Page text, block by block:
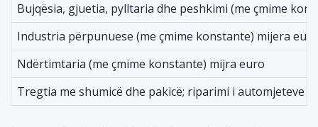
Bujqësia, gjuetia, pylltaria dhe peshkimi (me çmime
Industria përpunuese (me çmime konstante) mijera euro
Ndërtimtaria (me çmime konstante) mijra euro
Tregtia me shumicë dhe pakicë; riparimi i automjeteve